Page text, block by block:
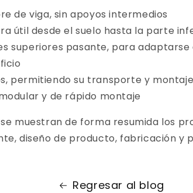
de viga, sin apoyos intermedios
útil desde el suelo hasta la parte
superiores pasante, para adaptarse
permitiendo su transporte y
y de rápido montaje
muestran de forma resumida los
diseño de producto, fabricación y
Regresar al blog